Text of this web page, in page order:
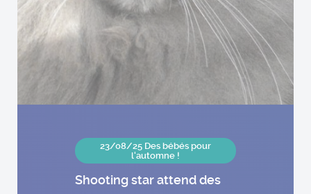
23/08/25 Des bébés pour
l'automne !
Shooting star attend des